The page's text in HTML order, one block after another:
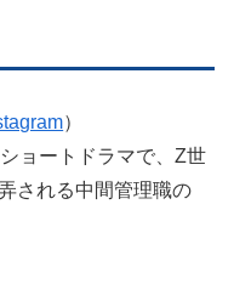
）
ョートドラマで、Z世
される中間管理職の